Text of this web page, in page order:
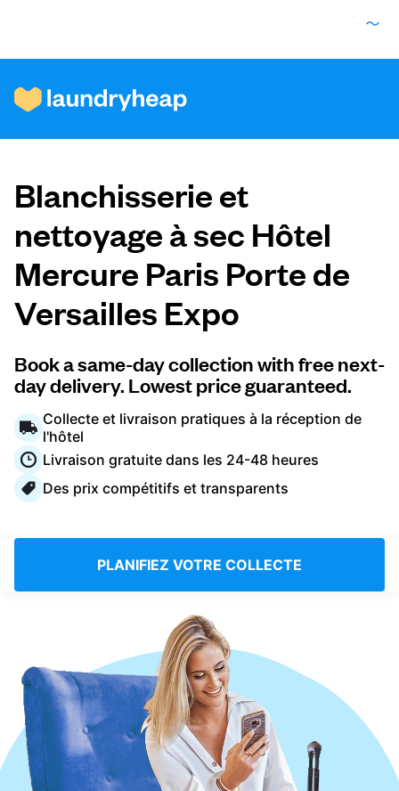
Comment ça fonctionne
Prix et services
À propos de nous
Pour les entreprises
Connectez-vous
Téléchargez notre application mobile
Suivez-nous
France FR
Blanchisserie et
nettoyage à sec Hôtel
Mercure Paris Porte de
Versailles Expo
Book a same-day collection with free next-
day delivery. Lowest price guaranteed.
Collecte et livraison pratiques à la réception de
l'hôtel
Livraison gratuite dans les 24-48 heures
Des prix compétitifs et transparents
PLANIFIEZ VOTRE COLLECTE